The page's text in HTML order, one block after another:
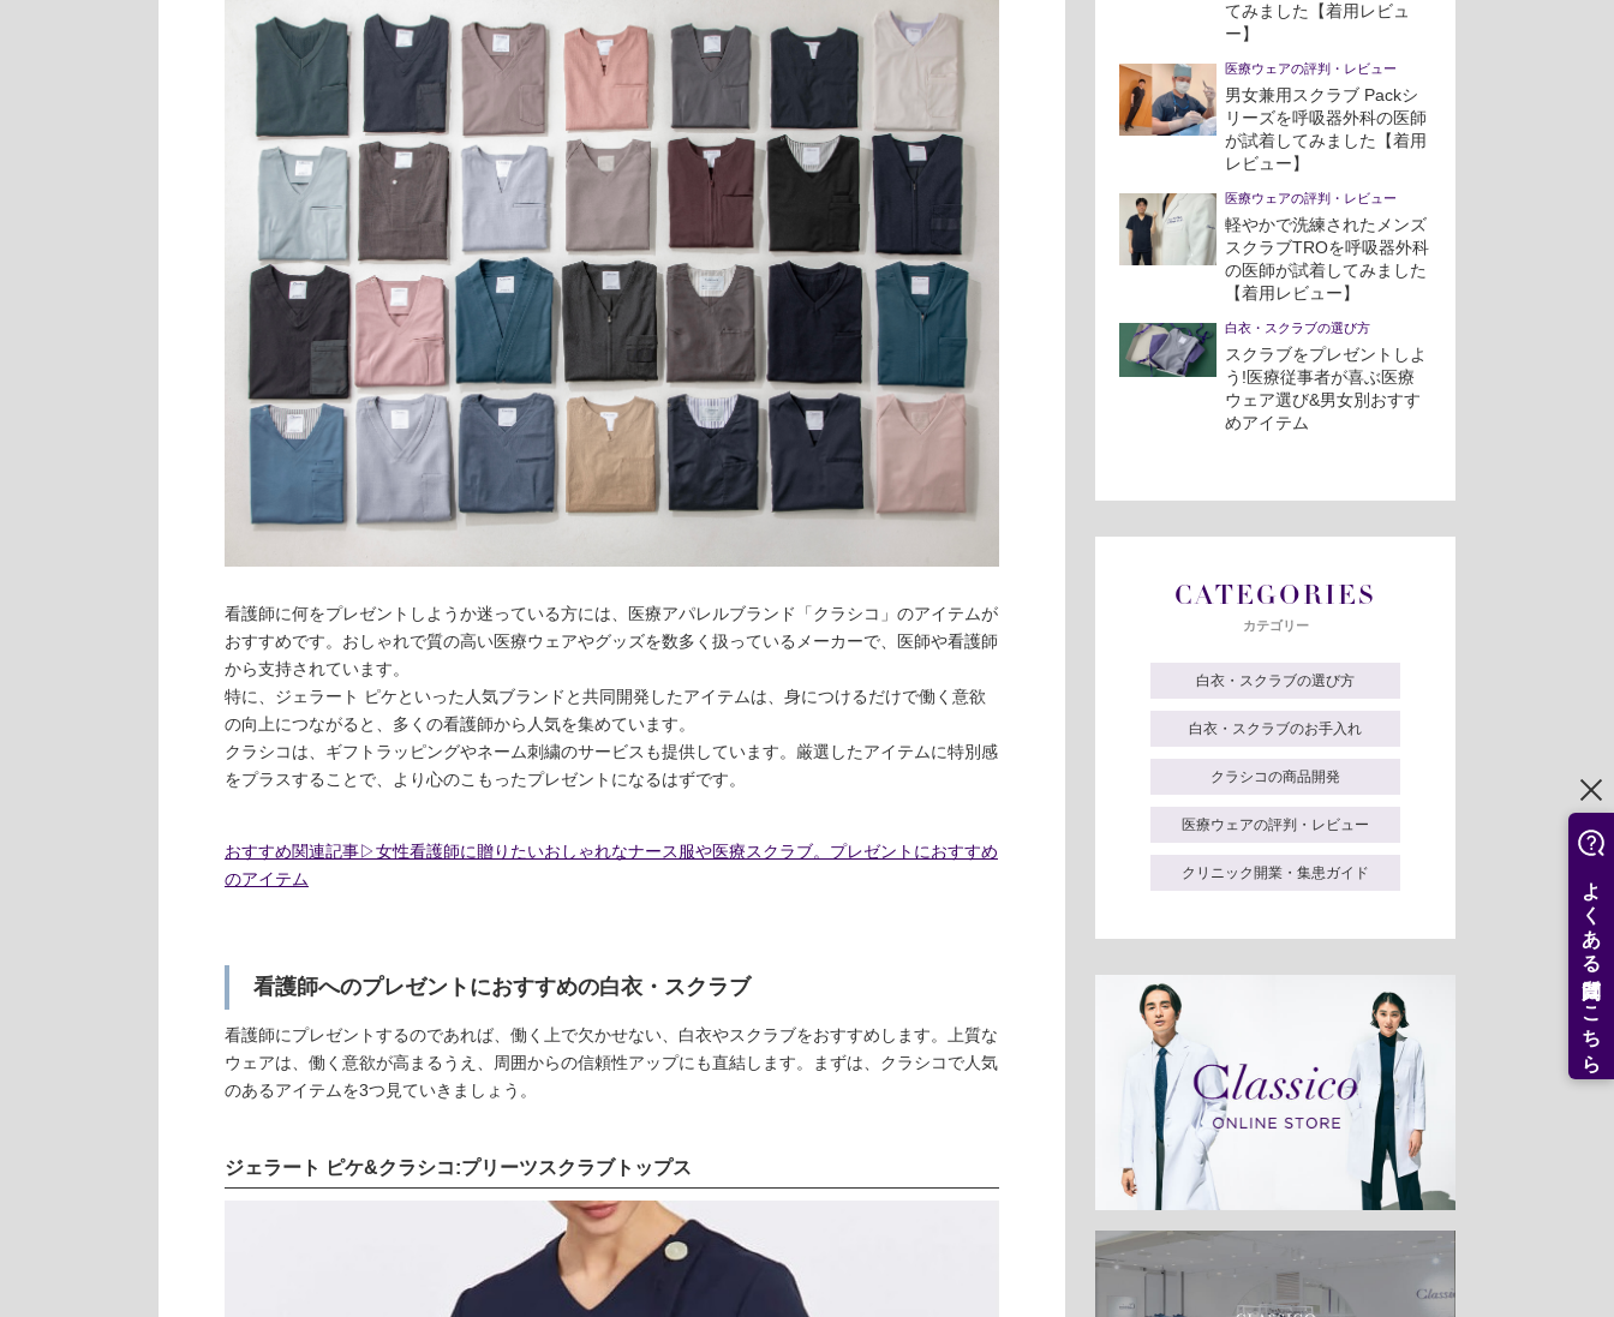
よくある質問はこちら
看護師に何をプレゼントしようか迷っている方には、医療アパレルブランド「クラシコ」のアイテムが
おすすめです。おしゃれで質の高い医療ウェアやグッズを数多く扱っているメーカーで、医師や看護師
から支持されています。
特に、ジェラート ピケといった人気ブランドと共同開発したアイテムは、身につけるだけで働く意欲
の向上につながると、多くの看護師から人気を集めています。
クラシコは、ギフトラッピングやネーム刺繍のサービスも提供しています。厳選したアイテムに特別感
をプラスすることで、より心のこもったプレゼントになるはずです。
おすすめ関連記事▷女性看護師に贈りたいおしゃれなナース服や医療スクラブ。プレゼントにおすすめ
のアイテム
看護師へのプレゼントにおすすめの白衣・スクラブ
看護師にプレゼントするのであれば、働く上で欠かせない、白衣やスクラブをおすすめします。上質な
ウェアは、働く意欲が高まるうえ、周囲からの信頼性アップにも直結します。まずは、クラシコで人気
のあるアイテムを3つ見ていきましょう。
ジェラート ピケ&クラシコ:プリーツスクラブトップス
てみました【着用レビュ
ー】
医療ウェアの評判・レビュー
男女兼用スクラブ Packシ
リーズを呼吸器外科の医師
が試着してみました【着用
レビュー】
医療ウェアの評判・レビュー
軽やかで洗練されたメンズ
スクラブTROを呼吸器外科
の医師が試着してみました
【着用レビュー】
白衣・スクラブの選び方
スクラブをプレゼントしよ
う!医療従事者が喜ぶ医療
ウェア選び&男女別おすす
めアイテム
CATEGORIES
カテゴリー
白衣・スクラブの選び方
白衣・スクラブのお手入れ
クラシコの商品開発
医療ウェアの評判・レビュー
クリニック開業・集患ガイド